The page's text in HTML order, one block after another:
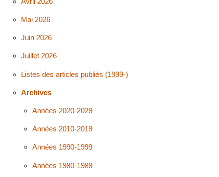
Mai 2026
Juin 2026
Juillet 2026
Listes des articles publiés (1999-)
Archives
Années 2020-2029
Années 2010-2019
Années 1990-1999
Années 1980-1989